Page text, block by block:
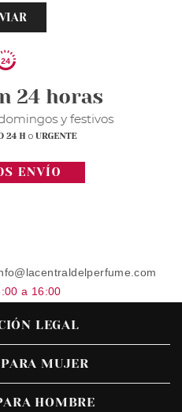
a 16:00
LEGAL
MUJER
HOMBRE